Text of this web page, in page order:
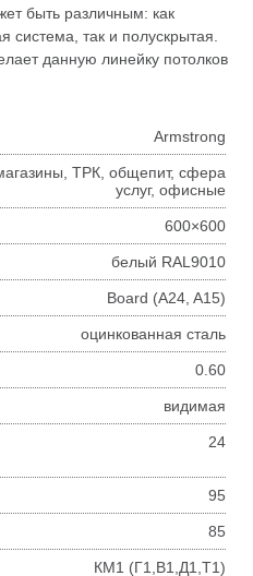
быть различным: как
система, так и полускрытая.
данную линейку потолков
Armstrong
ТРК, общепит, сфера
услуг, офисные
600×600
белый RAL9010
Board (A24, A15)
оцинкованная сталь
0.60
видимая
24
95
85
КМ1 (Г1,В1,Д1,Т1)